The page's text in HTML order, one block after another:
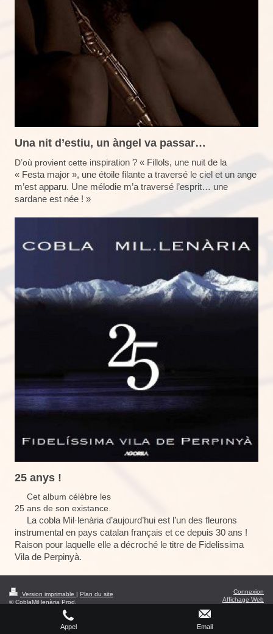
Una nit d’estiu, un àngel va passar…
D’où provient cette inspiration ? « Fillols, une nuit de la
« Festa major », une étoile filante a traversé le ciel et un ange
m’est apparu. Une mélodie m’a traversé l’esprit… une
sardane est née ! »
25 anys !
Cet album célèbre les
25 ans de son existance.
La cobla Mil·lenària d’aujourd’hui est l’un des fleurons
instrumental en pays catalan français et ce depuis 30 ans !
Raison pour laquelle elle a décroché le titre de Fidelissima
Vila de Perpinyà.
Version imprimable | Plan du site
© CoblaMil·lenària Prod.
Connexion
Affichage Web
Appel Email